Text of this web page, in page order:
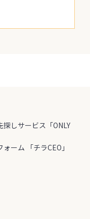
しサービス「ONLY
ーム 「チラCEO」